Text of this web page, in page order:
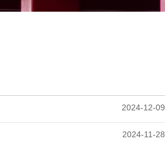
2024-12-09
2024-11-28